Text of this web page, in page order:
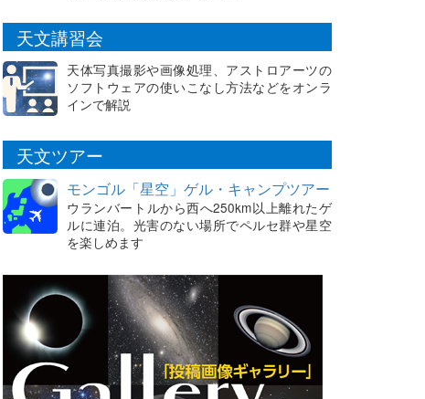
天文講習会
天体写真撮影や画像処理、アストロアーツの
ソフトウェアの使いこなし方法などをオンラ
インで解説
天文ツアー
モンゴル「星空」ゲル・キャンプツアー
ウランバートルから西へ250km以上離れたゲ
ルに連泊。光害のない場所でペルセ群や星空
を楽しめます